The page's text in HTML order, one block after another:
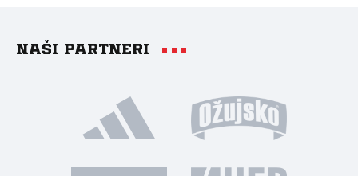
Naši partneri